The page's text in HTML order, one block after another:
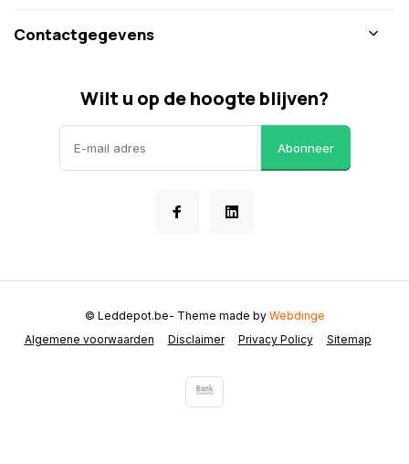
Contactgegevens
Wilt u op de hoogte blijven?
Abonneer
Algemene voorwaarden Disclaimer Privacy Policy Sitemap
© Leddepot.be- Theme made by Webdinge